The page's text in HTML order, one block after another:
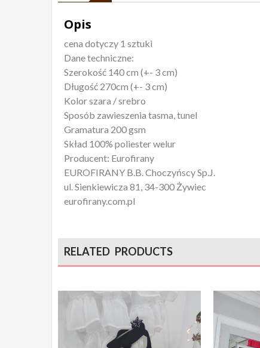
Opis
cena dotyczy 1 sztuki
Dane techniczne:
Szerokość 140 cm (+- 3 cm)
Długość 270cm (+- 3 cm)
Kolor szara / srebro
Sposób zawieszenia tasma, tunel
Gramatura 200 gsm
Skład 100% poliester welur
Producent: Eurofirany
EUROFIRANY B.B. Choczyńscy Sp.J.
ul. Sienkiewicza 81, 34-300 Żywiec
eurofirany.com.pl
RELATED PRODUCTS